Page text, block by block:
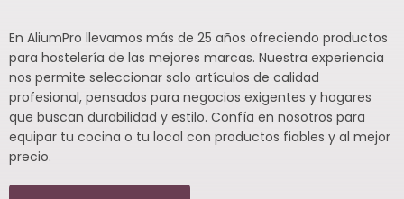
En AliumPro llevamos más de 25 años ofreciendo productos
para hostelería de las mejores marcas. Nuestra experiencia
nos permite seleccionar solo artículos de calidad
profesional, pensados para negocios exigentes y hogares
que buscan durabilidad y estilo. Confía en nosotros para
equipar tu cocina o tu local con productos fiables y al mejor
precio.